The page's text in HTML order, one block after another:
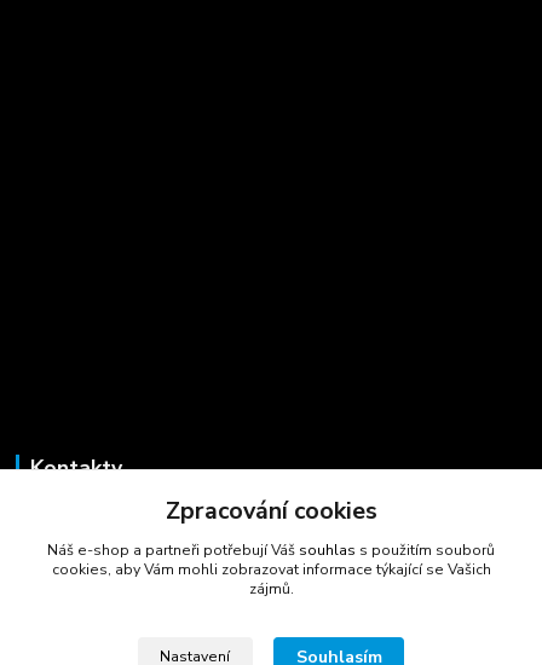
Kontakty
+420 723 725 881
(Po-Pá, 8-16 hod.)
Zpracování cookies
Náš e-shop a partneři potřebují Váš souhlas s použitím souborů
cookies, aby Vám mohli zobrazovat informace týkající se Vašich
zájmů.
Nastavení Souhlasím